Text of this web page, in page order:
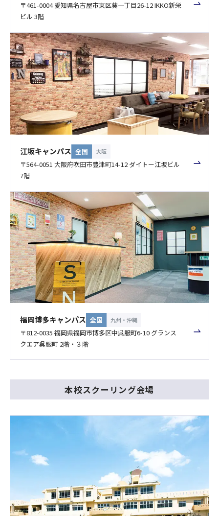
〒461-0004 愛知県名古屋市東区葵一丁目26-12 IKKO新栄
ビル 3階
江坂キャンパス 全国 大阪
〒564-0051 大阪府吹田市豊津町14-12 ダイトー江坂ビル
7階
福岡博多キャンパス 全国 九州・沖縄
〒812-0035 福岡県福岡市博多区中呉服町6-10 グランス
クエア呉服町 2階・３階
本校スクーリング会場